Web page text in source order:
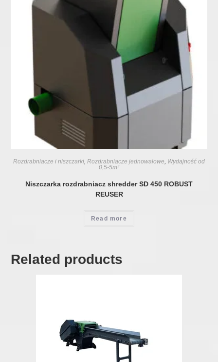
Rozdrabniacze i niszczarki, Rozdrabniacze jednowałowe, Wydajność od
0,5-5m³
Niszczarka rozdrabniacz shredder SD 450 ROBUST
REUSER
Read more
Related products